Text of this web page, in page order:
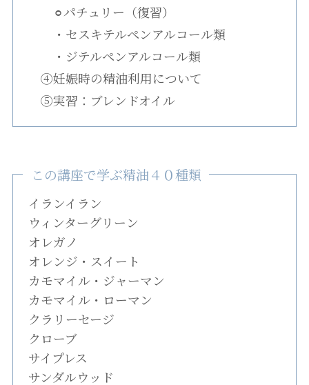
⚪︎パチュリー（復習）
・セスキテルペンアルコール類
・ジテルペンアルコール類
④妊娠時の精油利用について
⑤実習：ブレンドオイル
この講座で学ぶ精油４０種類
イランイラン
ウィンターグリーン
オレガノ
オレンジ・スイート
カモマイル・ジャーマン
カモマイル・ローマン
クラリーセージ
クローブ
サイプレス
サンダルウッド